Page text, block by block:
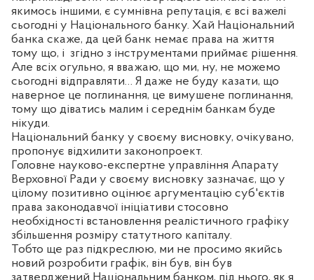
якимось іншими, є сумнівна репутація, є всі важелі
сьогодні у Національного банку. Хай Національний
банка скаже, да цей банк немає права на життя
тому що, і згідно з інструментами приймає рішення.
Але всіх огульно, я вважаю, що ми, ну, не можемо
сьогодні відправляти… Я даже не буду казати, що
наверное це поглинання, це вимушене поглинання,
тому що діватись малим і середнім банкам буде
нікуди.
Національний банку у своєму висновку, очікувано,
пропонує відхилити законопроект.
Головне науково-експертне управління Апарату
Верховної Ради у своєму висновку зазначає, що у
цілому позитивно оцінює аргументацію суб'єктів
права законодавчої ініціативи стосовно
необхідності встановлення реалістичного графіку
збільшення розміру статутного капіталу.
Тобто ще раз підкреслюю, ми не просимо якийсь
новий розробити графік, він був, він був